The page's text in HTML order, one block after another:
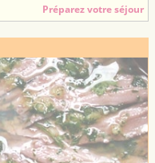
Préparez votre séjour